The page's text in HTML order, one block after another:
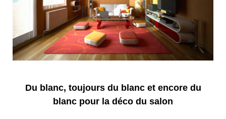
Du blanc, toujours du blanc et encore du
blanc pour la déco du salon